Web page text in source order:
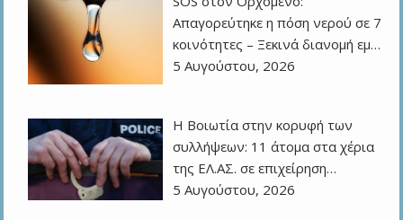
Απαγορεύτηκε η πόση νερού σε 7
κοινότητες – Ξεκινά διανομή εμ…
5 Αυγούστου, 2026
Η Βοιωτία στην κορυφή των
συλλήψεων: 11 άτομα στα χέρια
της ΕΛ.ΑΣ. σε επιχείρηση…
5 Αυγούστου, 2026